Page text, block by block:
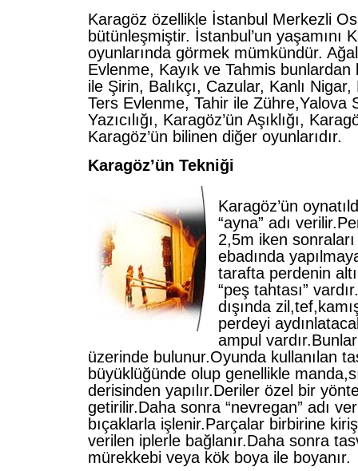
Karagöz özellikle İstanbul Merkezli
bütünleşmiştir. İstanbul’un yaşamını
oyunlarında görmek mümkündür.
Evlenme, Kayık ve Tahmis bunlardan
ile Şirin, Balıkçı, Cazular, Kanlı
Ters Evlenme, Tahir ile Zühre,Yalova
Yazıcılığı, Karagöz’ün Aşıklığı,
Karagöz’ün bilinen diğer oyunlarıdır.
Karagöz’ün Tekniği
Karagöz’ün
“ayna” adı
2,5m iken
ebadında
tarafta perdenin
“peş tahtası”
dışında
perdeyi
ampul
üzerinde bulunur.Oyunda kullanılan
büyüklüğünde olup genellikle
derisinden yapılır.Deriler özel bir
getirilir.Daha sonra “nevregan” adı
bıçaklarla işlenir.Parçalar birbirine
verilen iplerle bağlanır.Daha sonra
mürekkebi veya kök boya ile boyanır.